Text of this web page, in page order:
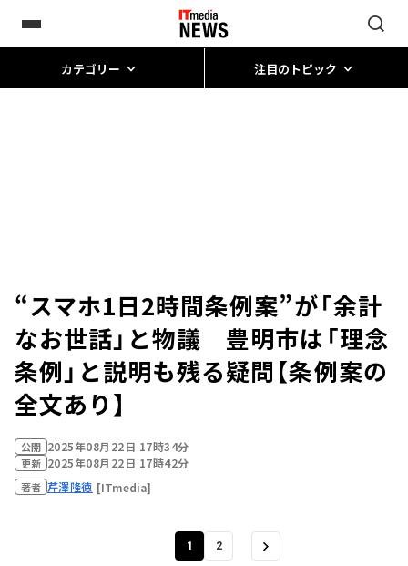
カテゴリー 注目のトピック
“スマホ1日2時間条例案”が「余計
なお世話」と物議 豊明市は「理念
条例」と説明も残る疑問【条例案の
全文あり】
公開 2025年08月22日 17時34分
更新 2025年08月22日 17時42分
著者 芹澤隆徳 [ITmedia]
1 2